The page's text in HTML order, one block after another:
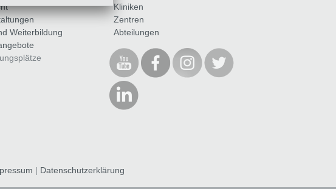
Weiterbildung
Kliniken
Zentren
Abteilungen
| Datenschutzerklärung